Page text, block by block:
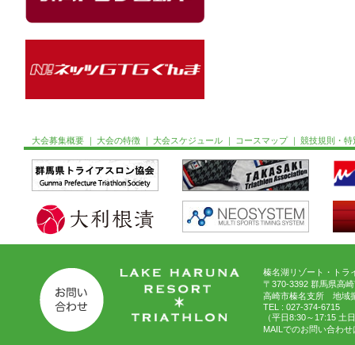
大会募集概要 大会の特徴 大会スケジュール コースマップ 競技規則・特
榛名湖リゾート・トラ
〒370-3392 群馬県高
高崎市榛名支所 地域
TEL : 027-374-6715
（平日8:30～17:15 土
MAILでのお問い合わせ